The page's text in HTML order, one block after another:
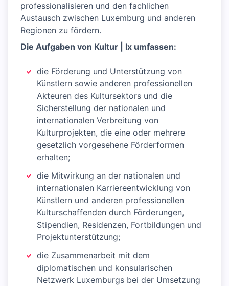
professionalisieren und den fachlichen
Austausch zwischen Luxemburg und anderen
Regionen zu fördern.
Die Aufgaben von Kultur | lx umfassen:
die Förderung und Unterstützung von
Künstlern sowie anderen professionellen
Akteuren des Kultursektors und die
Sicherstellung der nationalen und
internationalen Verbreitung von
Kulturprojekten, die eine oder mehrere
gesetzlich vorgesehene Förderformen
erhalten;
die Mitwirkung an der nationalen und
internationalen Karriereentwicklung von
Künstlern und anderen professionellen
Kulturschaffenden durch Förderungen,
Stipendien, Residenzen, Fortbildungen und
Projektunterstützung;
die Zusammenarbeit mit dem
diplomatischen und konsularischen
Netzwerk Luxemburgs bei der Umsetzung